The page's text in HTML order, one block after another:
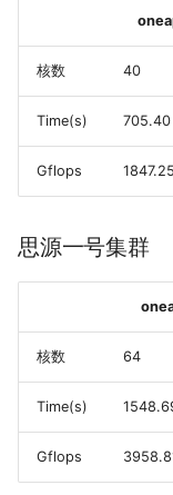
核数 40
Time(s) 705.40
Gflops 1847.25
思源一号集群
核数 64
Time(s)
Gflops